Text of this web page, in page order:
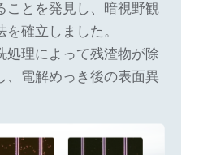
ことを発見し、暗視野観
確立しました。
処理によって残渣物が除
、電解めっき後の表面異